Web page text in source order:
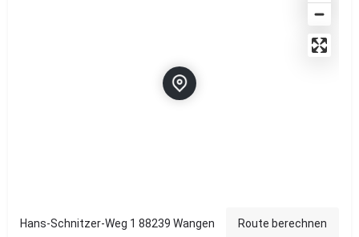
Hans-Schnitzer-Weg 1 88239 Wangen Route berechnen